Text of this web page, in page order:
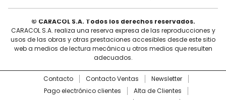
© CARACOL S.A. Todos los derechos reservados.
CARACOL S.A. realiza una reserva expresa de las reproducciones y
usos de las obras y otras prestaciones accesibles desde este sitio
web a medios de lectura mecánica u otros medios que resulten
adecuados.
Contacto Contacto Ventas
Newsletter
Pago electrónico clientes
Alta de Clientes